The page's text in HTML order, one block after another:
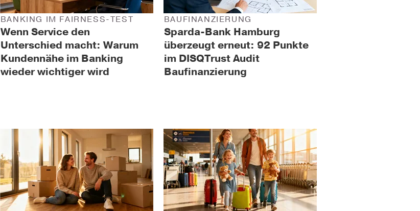
Wenn Service den
Unterschied macht: Warum
Kundennähe im Banking
wieder wichtiger wird
BANKING IM FAIRNESS-TEST
Sparda-Bank Hamburg
überzeugt erneut: 92 Punkte
im DISQTrust Audit
Baufinanzierung
BAUFINANZIERUNG